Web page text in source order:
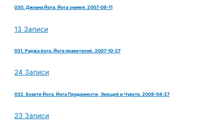
030. Джнана Йога. Йога знания. 2007-08-11
13 Записи
031. Раджа йога. Йога правителей. 2007-10-27
24 Записи
032. Бхакти Йога. Йога Преданности, Эмоций и Чувств. 2008-04-27
23 Записи